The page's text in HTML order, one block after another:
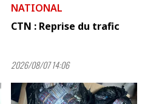
NATIONAL
CTN : Reprise du trafic
2026/08/07 14:06